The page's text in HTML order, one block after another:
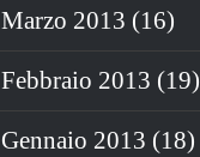
Marzo 2013 (16)
Febbraio 2013 (19)
Gennaio 2013 (18)